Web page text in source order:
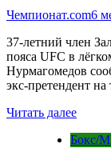
Чемпионат.com6
37-летний член
пояса UFC в
Нурмагомедов
экс-претендент
Читать далее
Бокс/